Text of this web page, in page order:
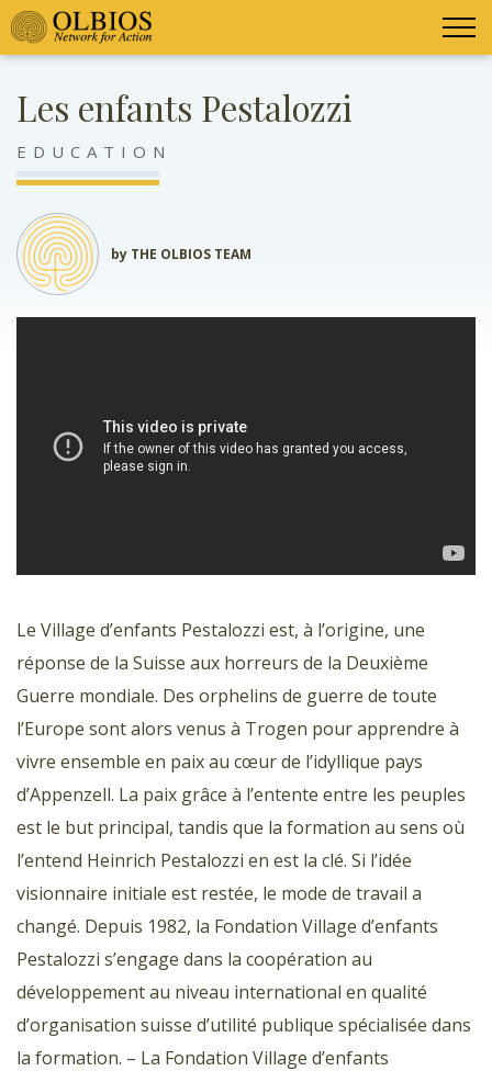
Les enfants Pestalozzi
EDUCATION
by THE OLBIOS TEAM
Le Village d’enfants Pestalozzi est, à l’origine, une
réponse de la Suisse aux horreurs de la Deuxième
Guerre mondiale. Des orphelins de guerre de toute
l’Europe sont alors venus à Trogen pour apprendre à
vivre ensemble en paix au cœur de l’idyllique pays
d’Appenzell. La paix grâce à l’entente entre les peuples
est le but principal, tandis que la formation au sens où
l’entend Heinrich Pestalozzi en est la clé. Si l’idée
visionnaire initiale est restée, le mode de travail a
changé. Depuis 1982, la Fondation Village d’enfants
Pestalozzi s’engage dans la coopération au
développement au niveau international en qualité
d’organisation suisse d’utilité publique spécialisée dans
la formation. – La Fondation Village d’enfants